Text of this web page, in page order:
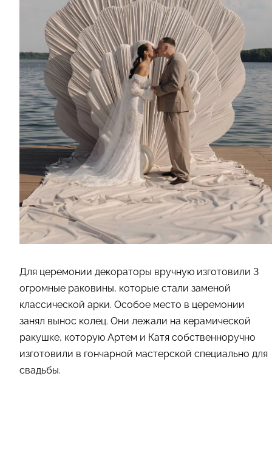
Для церемонии декораторы вручную изготовили 3
огромные раковины, которые стали заменой
классической арки. Особое место в церемонии
занял вынос колец. Они лежали на керамической
ракушке, которую Артем и Катя собственноручно
изготовили в гончарной мастерской специально для
свадьбы.